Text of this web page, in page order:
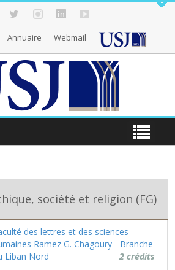
Annuaire Webmail
société et religion (FG)
des lettres et des sciences
Ramez G. Chagoury - Branche
Liban Nord
2 crédits